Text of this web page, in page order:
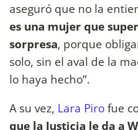
aseguró que no la
es una mujer que
sorpresa, porque
solo, sin el aval de la
lo haya hecho”.
A su vez, Lara Pirofue
que la Justicia le da a